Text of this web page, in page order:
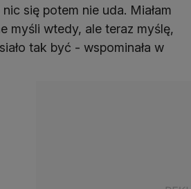
się potem nie uda. Miałam
myśli wtedy, ale teraz myślę,
tak być - wspominała w